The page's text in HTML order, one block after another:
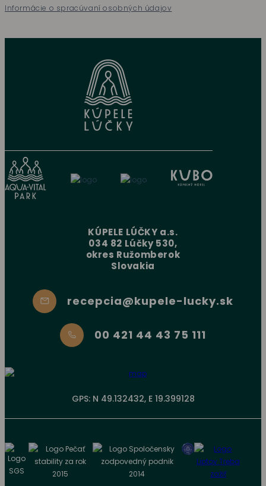
Informácie o spracúvaní osobných údajov
KÚPELE LÚČKY a.s.
034 82 Lúčky 530,
okres Ružomberok
Slovakia
recepcia@kupele-lucky.sk
00 421 44 43 75 111
GPS: N 49.132432, E 19.399128